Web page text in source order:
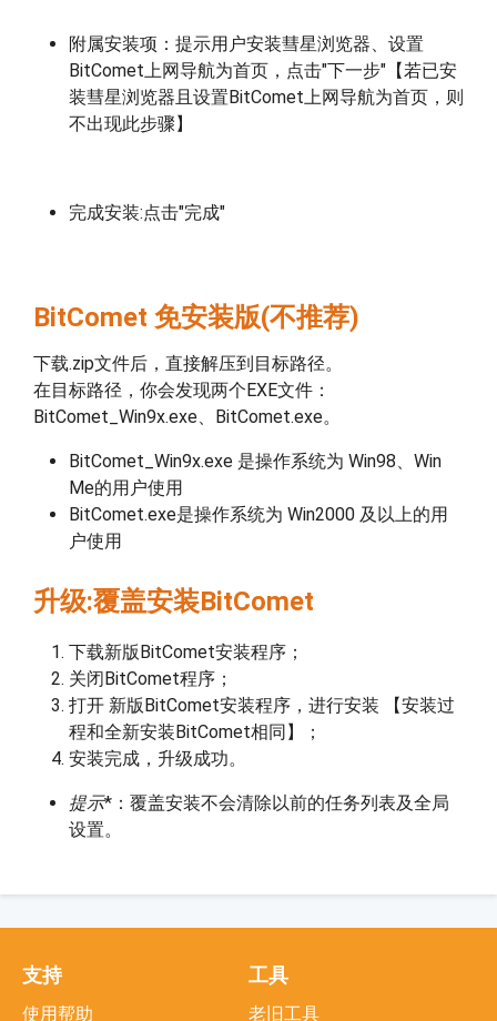
附属安装项：提示用户安装彗星浏览器、设置
BitComet上网导航为首页，点击"下一步"【若已安
装彗星浏览器且设置BitComet上网导航为首页，则
不出现此步骤】
完成安装:点击"完成"
BitComet 免安装版(不推荐)
下载.zip文件后，直接解压到目标路径。
在目标路径，你会发现两个EXE文件：
BitComet_Win9x.exe、BitComet.exe。
BitComet_Win9x.exe 是操作系统为 Win98、Win
Me的用户使用
BitComet.exe是操作系统为 Win2000 及以上的用
户使用
升级:覆盖安装BitComet
下载新版BitComet安装程序；
关闭BitComet程序；
打开 新版BitComet安装程序，进行安装 【安装过
程和全新安装BitComet相同】；
安装完成，升级成功。
提示*：覆盖安装不会清除以前的任务列表及全局
设置。
支持
使用帮助
工具
老旧工具